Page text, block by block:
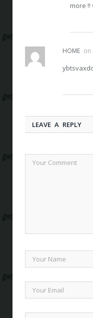
more !!
HOME on
LEAVE A REPLY